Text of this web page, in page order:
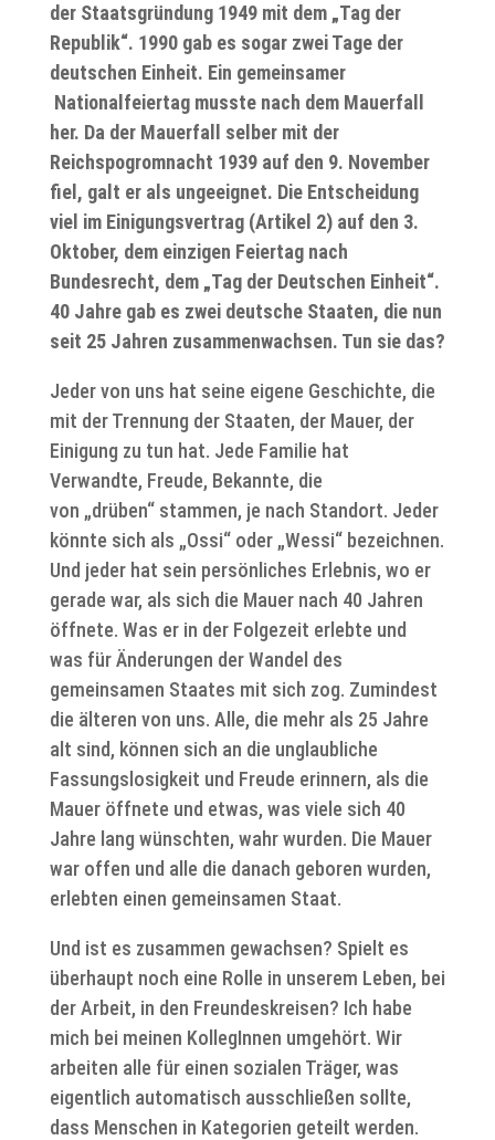
der Staatsgründung 1949 mit dem „Tag der
Republik“. 1990 gab es sogar zwei Tage der
deutschen Einheit. Ein gemeinsamer
Nationalfeiertag musste nach dem Mauerfall
her. Da der Mauerfall selber mit der
Reichspogromnacht 1939 auf den 9. November
fiel, galt er als ungeeignet. Die Entscheidung
viel im Einigungsvertrag (Artikel 2) auf den 3.
Oktober, dem einzigen Feiertag nach
Bundesrecht, dem „Tag der Deutschen Einheit“.
40 Jahre gab es zwei deutsche Staaten, die nun
seit 25 Jahren zusammenwachsen. Tun sie das?
Jeder von uns hat seine eigene Geschichte, die
mit der Trennung der Staaten, der Mauer, der
Einigung zu tun hat. Jede Familie hat
Verwandte, Freude, Bekannte, die
von „drüben“ stammen, je nach Standort. Jeder
könnte sich als „Ossi“ oder „Wessi“ bezeichnen.
Und jeder hat sein persönliches Erlebnis, wo er
gerade war, als sich die Mauer nach 40 Jahren
öffnete. Was er in der Folgezeit erlebte und
was für Änderungen der Wandel des
gemeinsamen Staates mit sich zog. Zumindest
die älteren von uns. Alle, die mehr als 25 Jahre
alt sind, können sich an die unglaubliche
Fassungslosigkeit und Freude erinnern, als die
Mauer öffnete und etwas, was viele sich 40
Jahre lang wünschten, wahr wurden. Die Mauer
war offen und alle die danach geboren wurden,
erlebten einen gemeinsamen Staat.
Und ist es zusammen gewachsen? Spielt es
überhaupt noch eine Rolle in unserem Leben, bei
der Arbeit, in den Freundeskreisen? Ich habe
mich bei meinen KollegInnen umgehört. Wir
arbeiten alle für einen sozialen Träger, was
eigentlich automatisch ausschließen sollte,
dass Menschen in Kategorien geteilt werden.